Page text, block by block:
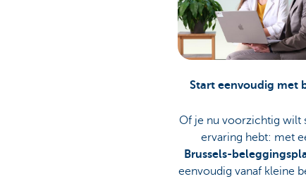
Start eenvoudig met
Of je nu voorzichtig wilt
ervaring hebt: met
Brussels-
eenvoudig vanaf kleine